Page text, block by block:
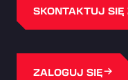
SKONTAKTUJ SIĘ
ZALOGUJ SIĘ